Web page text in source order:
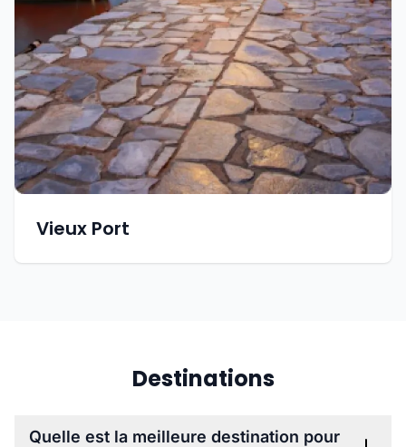
Vieux Port
Destinations
Quelle est la meilleure destination pour